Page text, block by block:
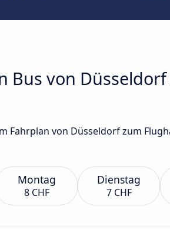
Bus von
Fahrplan von Düsseldorf zum
Montag
8 CHF
Dienstag
7 CHF